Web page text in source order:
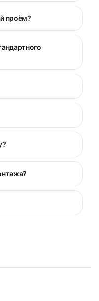
проём?